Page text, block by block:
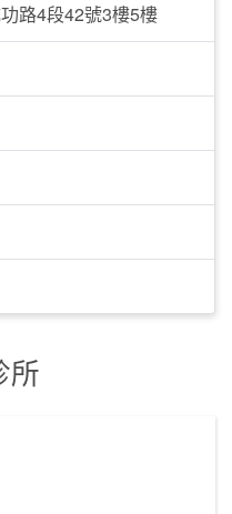
路4段42號3樓5樓
所